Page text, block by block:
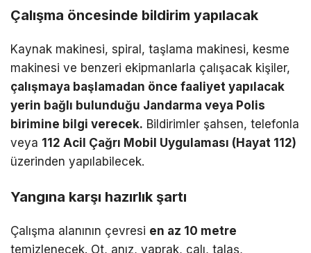
Çalışma öncesinde bildirim yapılacak
Kaynak makinesi, spiral, taşlama makinesi, kesme
makinesi ve benzeri ekipmanlarla çalışacak kişiler,
çalışmaya başlamadan önce faaliyet yapılacak
yerin bağlı bulunduğu Jandarma veya Polis
birimine bilgi verecek. Bildirimler şahsen, telefonla
veya 112 Acil Çağrı Mobil Uygulaması (Hayat 112)
üzerinden yapılabilecek.
Yangına karşı hazırlık şartı
Çalışma alanının çevresi en az 10 metre
temizlenecek. Ot, anız, yaprak, çalı, talaş,